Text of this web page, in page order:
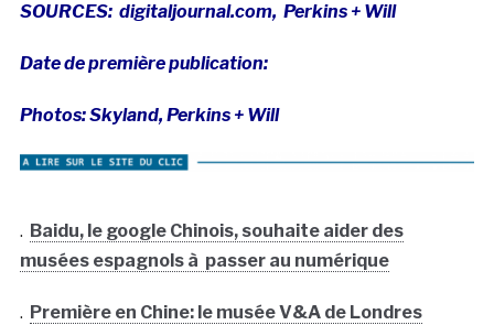
SOURCES: digitaljournal.com, Perkins + Will
Date de première publication:
Photos: Skyland, Perkins + Will
. Baidu, le google Chinois, souhaite aider des
musées espagnols à passer au numérique
. Première en Chine: le musée V&A de Londres